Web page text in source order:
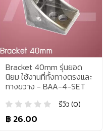
Bracket 40mm รุ่นยอด
นิยม ใช้งานที่ทั้งทางตรงและ
ทางขวาง - BAA-4-SET
รีวิว (0)
฿ 26.00